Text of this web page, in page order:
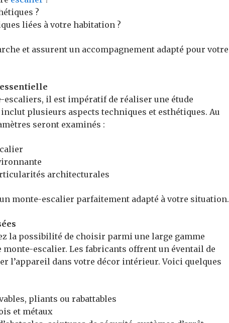
?
liées à votre habitation ?
et assurent un accompagnement adapté pour votre
escaliers, il est impératif de réaliser une étude
plusieurs aspects techniques et esthétiques. Au
seront examinés :
architecturales
monte-escalier parfaitement adapté à votre situation.
la possibilité de choisir parmi une large gamme
escalier. Les fabricants offrent un éventail de
l’appareil dans votre décor intérieur. Voici quelques
pliants ou rabattables
et métaux